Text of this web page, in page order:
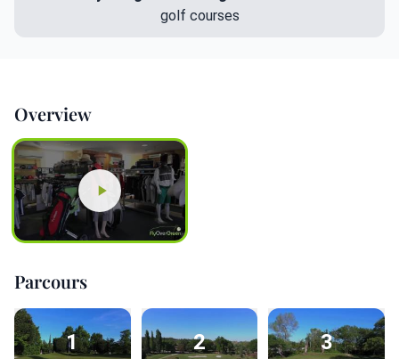
golf courses
Overview
Parcours
1 2 3